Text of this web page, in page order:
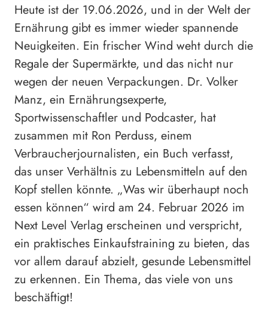
Heute ist der 19.06.2026, und in der Welt der
Ernährung gibt es immer wieder spannende
Neuigkeiten. Ein frischer Wind weht durch die
Regale der Supermärkte, und das nicht nur
wegen der neuen Verpackungen. Dr. Volker
Manz, ein Ernährungsexperte,
Sportwissenschaftler und Podcaster, hat
zusammen mit Ron Perduss, einem
Verbraucherjournalisten, ein Buch verfasst,
das unser Verhältnis zu Lebensmitteln auf den
Kopf stellen könnte. „Was wir überhaupt noch
essen können“ wird am 24. Februar 2026 im
Next Level Verlag erscheinen und verspricht,
ein praktisches Einkaufstraining zu bieten, das
vor allem darauf abzielt, gesunde Lebensmittel
zu erkennen. Ein Thema, das viele von uns
beschäftigt!